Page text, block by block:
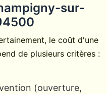
sur-
le coût d'une
de plusieurs critères :
(ouverture,